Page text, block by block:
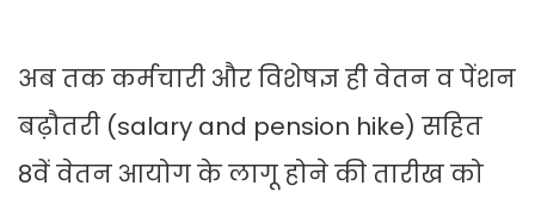
अब तक कर्मचारी और विशेषज्ञ ही वेतन व पेंशन
बढ़ौतरी (salary and pension hike) सहित
8वें वेतन आयोग के लागू होने की तारीख को